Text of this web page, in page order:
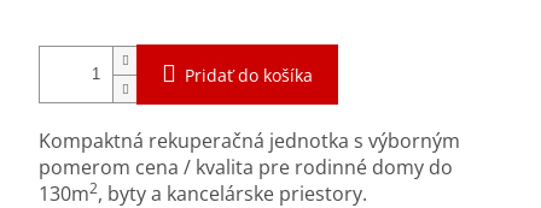
Pridať do košíka
Kompaktná rekuperačná jednotka s výborným
pomerom cena / kvalita pre rodinné domy do
130m2, byty a kancelárske priestory.